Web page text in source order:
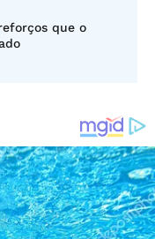
que o